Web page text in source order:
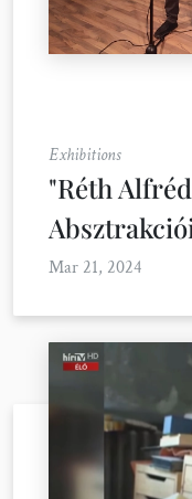
Exhibitions
"Réth
Mar 21, 2024